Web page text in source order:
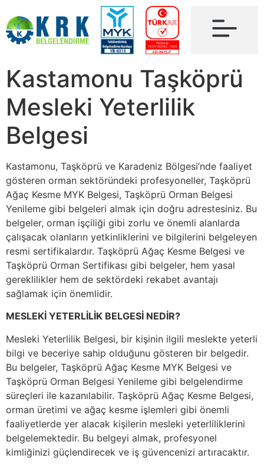
Kastamonu Taşköprü
Mesleki Yeterlilik
Belgesi
Kastamonu, Taşköprü ve Karadeniz Bölgesi’nde faaliyet
gösteren orman sektöründeki profesyoneller, Taşköprü
Ağaç Kesme MYK Belgesi, Taşköprü Orman Belgesi
Yenileme gibi belgeleri almak için doğru adrestesiniz. Bu
belgeler, orman işçiliği gibi zorlu ve önemli alanlarda
çalışacak olanların yetkinliklerini ve bilgilerini belgeleyen
resmi sertifikalardır. Taşköprü Ağaç Kesme Belgesi ve
Taşköprü Orman Sertifikası gibi belgeler, hem yasal
gereklilikler hem de sektördeki rekabet avantajı
sağlamak için önemlidir.
MESLEKİ YETERLİLİK BELGESİ NEDİR?
Mesleki Yeterlilik Belgesi, bir kişinin ilgili meslekte yeterli
bilgi ve beceriye sahip olduğunu gösteren bir belgedir.
Bu belgeler, Taşköprü Ağaç Kesme MYK Belgesi ve
Taşköprü Orman Belgesi Yenileme gibi belgelendirme
süreçleri ile kazanılabilir. Taşköprü Ağaç Kesme Belgesi,
orman üretimi ve ağaç kesme işlemleri gibi önemli
faaliyetlerde yer alacak kişilerin mesleki yeterliliklerini
belgelemektedir. Bu belgeyi almak, profesyonel
kimliğinizi güçlendirecek ve iş güvencenizi artıracaktır.